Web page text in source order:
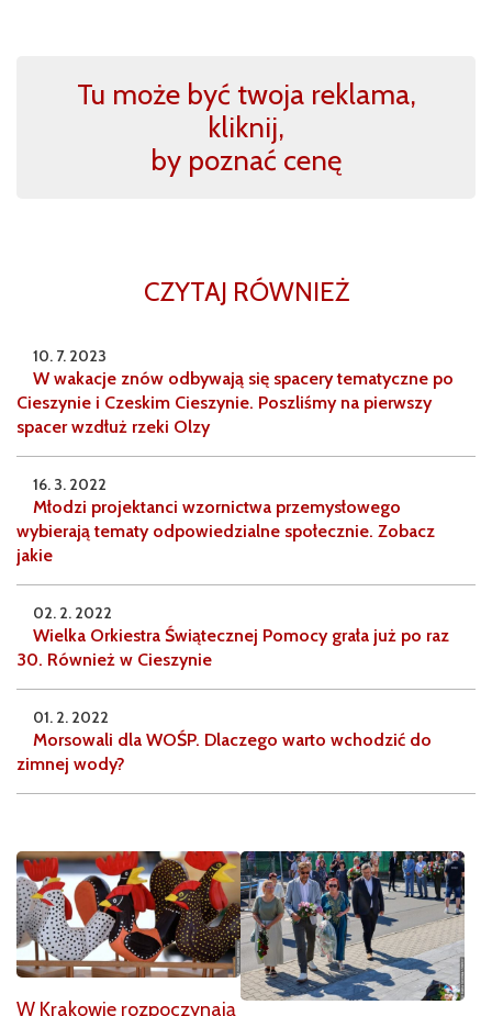
Tu może być twoja reklama,
kliknij,
by poznać cenę
CZYTAJ RÓWNIEŻ
10. 7. 2023
W wakacje znów odbywają się spacery tematyczne po
Cieszynie i Czeskim Cieszynie. Poszliśmy na pierwszy
spacer wzdłuż rzeki Olzy
16. 3. 2022
Młodzi projektanci wzornictwa przemysłowego
wybierają tematy odpowiedzialne społecznie. Zobacz
jakie
02. 2. 2022
Wielka Orkiestra Świątecznej Pomocy grała już po raz
30. Również w Cieszynie
01. 2. 2022
Morsowali dla WOŚP. Dlaczego warto wchodzić do
zimnej wody?
W Krakowie rozpoczynają